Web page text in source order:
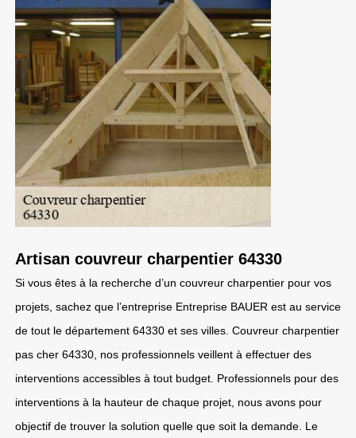
Artisan couvreur charpentier 64330
Si vous êtes à la recherche d’un couvreur charpentier pour vos
projets, sachez que l’entreprise Entreprise BAUER est au service
de tout le département 64330 et ses villes. Couvreur charpentier
pas cher 64330, nos professionnels veillent à effectuer des
interventions accessibles à tout budget. Professionnels pour des
interventions à la hauteur de chaque projet, nous avons pour
objectif de trouver la solution quelle que soit la demande. Le